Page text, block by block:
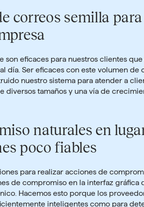
correos semilla para
son eficaces para nuestros clientes
día. Ser eficaces con este volumen de
nuestro sistema para atender a
diversos tamaños y una vía de
naturales en
poco fiables
para realizar acciones de
de compromiso en la interfaz gráfica
Hacemos esto porque los
inteligentes como para